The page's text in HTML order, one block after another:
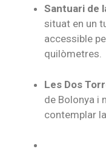
Santuari de
situat en un
accessible
quilòmetres.
Les Dos
de Bolonya i
contemplar